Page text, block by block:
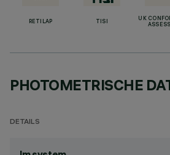
RETILAP TISI
UK
PHOTOMETRISCHE
DETAILS